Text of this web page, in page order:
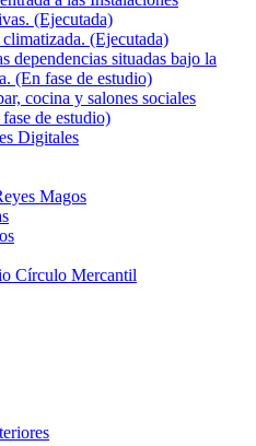
(Ejecutada)
(Ejecutada)
dependencias situadas bajo la
(En fase de estudio)
cocina y salones sociales
de estudio)
Digitales
Magos
Círculo Mercantil